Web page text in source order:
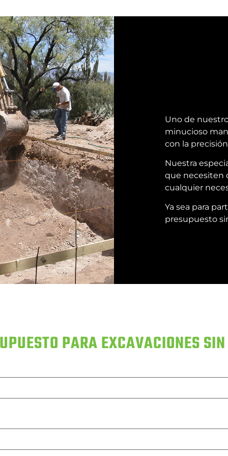
Uno de
minucioso
con la
Nuestra
que necesiten
cualquier
Ya sea para
presupuesto
PARA EXCAVACIONES